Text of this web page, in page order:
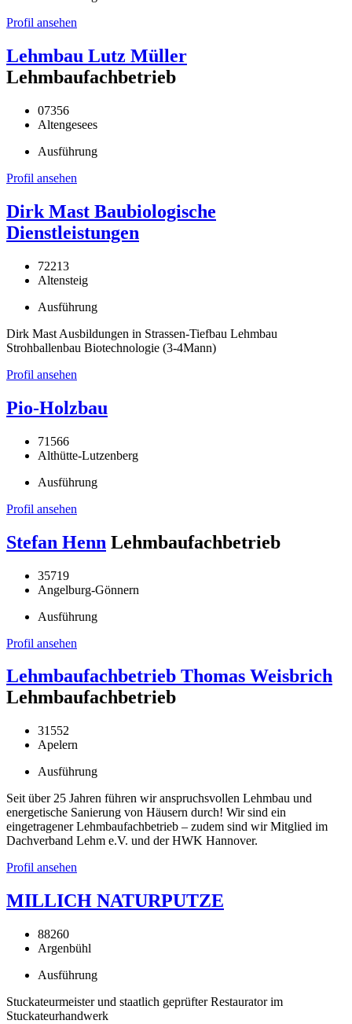
Profil ansehen
Lehmbau Lutz Müller
Lehmbaufachbetrieb
07356
Altengesees
Ausführung
Profil ansehen
Dirk Mast Baubiologische
Dienstleistungen
72213
Altensteig
Ausführung
Dirk Mast Ausbildungen in Strassen-Tiefbau Lehmbau
Strohballenbau Biotechnologie (3-4Mann)
Profil ansehen
Pio-Holzbau
71566
Althütte-Lutzenberg
Ausführung
Profil ansehen
Stefan Henn Lehmbaufachbetrieb
35719
Angelburg-Gönnern
Ausführung
Profil ansehen
Lehmbaufachbetrieb Thomas Weisbrich
Lehmbaufachbetrieb
31552
Apelern
Ausführung
Seit über 25 Jahren führen wir anspruchsvollen Lehmbau und
energetische Sanierung von Häusern durch! Wir sind ein
eingetragener Lehmbaufachbetrieb – zudem sind wir Mitglied im
Dachverband Lehm e.V. und der HWK Hannover.
Profil ansehen
MILLICH NATURPUTZE
88260
Argenbühl
Ausführung
Stuckateurmeister und staatlich geprüfter Restaurator im
Stuckateurhandwerk